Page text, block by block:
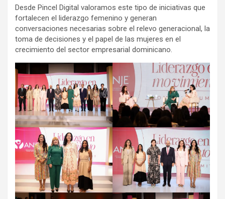
Desde Pincel Digital valoramos este tipo de iniciativas que
fortalecen el liderazgo femenino y generan
conversaciones necesarias sobre el relevo generacional, la
toma de decisiones y el papel de las mujeres en el
crecimiento del sector empresarial dominicano.